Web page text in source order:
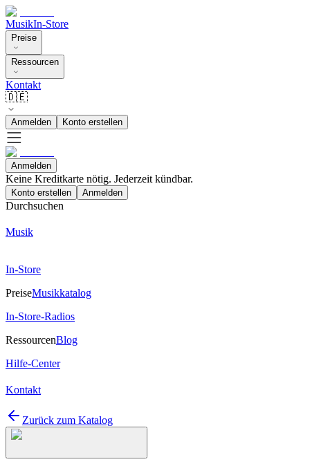
MusikIn-Store
Preise
Ressourcen
Kontakt
🇩🇪
Anmelden Konto erstellen
Anmelden
Keine Kreditkarte nötig. Jederzeit kündbar.
Konto erstellen Anmelden
Durchsuchen
Musik
In-Store
PreiseMusikkatalog
In-Store-Radios
RessourcenBlog
Hilfe-Center
Kontakt
Zurück zum Katalog